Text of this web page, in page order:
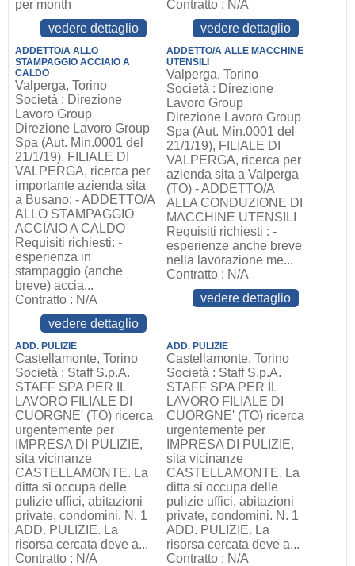
per month
vedere dettaglio
Contratto : N/A
vedere dettaglio
ADDETTO/A ALLO
STAMPAGGIO ACCIAIO A
CALDO
Valperga, Torino
Società : Direzione
Lavoro Group
Direzione Lavoro Group
Spa (Aut. Min.0001 del
21/1/19), FILIALE DI
VALPERGA, ricerca per
importante azienda sita
a Busano: - ADDETTO/A
ALLO STAMPAGGIO
ACCIAIO A CALDO
Requisiti richiesti: -
esperienza in
stampaggio (anche
breve) accia...
Contratto : N/A
vedere dettaglio
ADDETTO/A ALLE MACCHINE
UTENSILI
Valperga, Torino
Società : Direzione
Lavoro Group
Direzione Lavoro Group
Spa (Aut. Min.0001 del
21/1/19), FILIALE DI
VALPERGA, ricerca per
azienda sita a Valperga
(TO) - ADDETTO/A
ALLA CONDUZIONE DI
MACCHINE UTENSILI
Requisiti richiesti : -
esperienze anche breve
nella lavorazione me...
Contratto : N/A
vedere dettaglio
ADD. PULIZIE
Castellamonte, Torino
Società : Staff S.p.A.
STAFF SPA PER IL
LAVORO FILIALE DI
CUORGNE' (TO) ricerca
urgentemente per
IMPRESA DI PULIZIE,
sita vicinanze
CASTELLAMONTE. La
ditta si occupa delle
pulizie uffici, abitazioni
private, condomini. N. 1
ADD. PULIZIE. La
risorsa cercata deve a...
Contratto : N/A
ADD. PULIZIE
Castellamonte, Torino
Società : Staff S.p.A.
STAFF SPA PER IL
LAVORO FILIALE DI
CUORGNE' (TO) ricerca
urgentemente per
IMPRESA DI PULIZIE,
sita vicinanze
CASTELLAMONTE. La
ditta si occupa delle
pulizie uffici, abitazioni
private, condomini. N. 1
ADD. PULIZIE. La
risorsa cercata deve a...
Contratto : N/A